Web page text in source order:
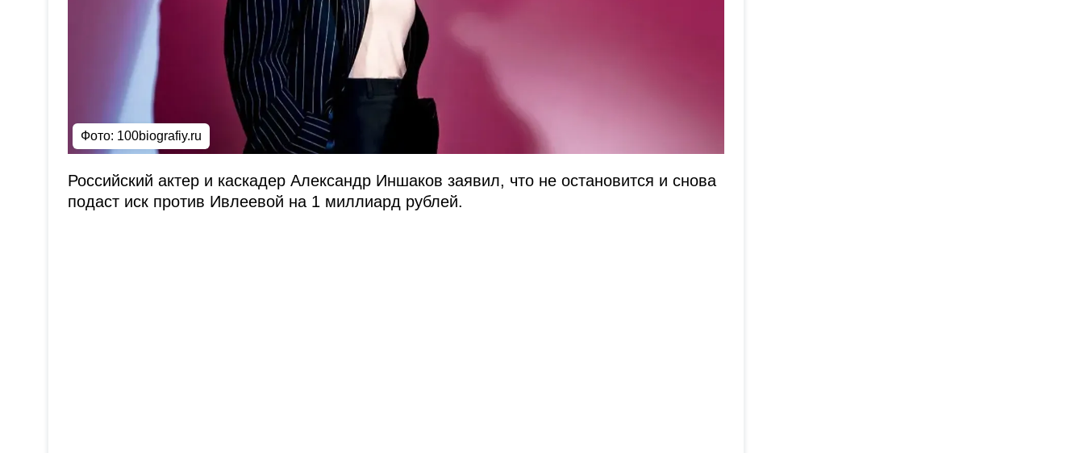
Фото: 100biografiy.ru
Российский актер и каскадер Александр Иншаков заявил, что не остановится и снова
подаст иск против Ивлеевой на 1 миллиард рублей.